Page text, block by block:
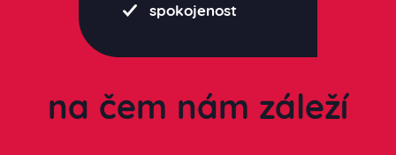
spokojenost
na čem nám záleží